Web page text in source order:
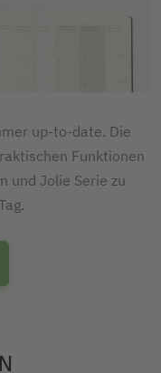
up-to-date. Die
Funktionen
und Jolie Serie zu